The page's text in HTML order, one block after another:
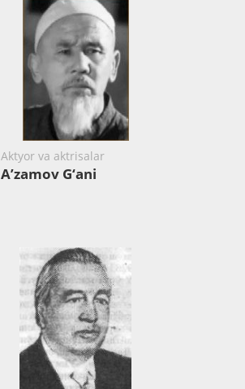
Aktyor va aktrisalar
A’zamov G‘ani